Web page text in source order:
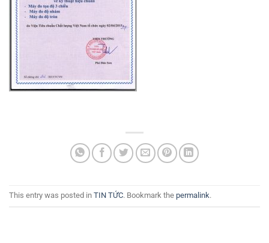
This entry was posted in TIN TỨC. Bookmark the permalink.